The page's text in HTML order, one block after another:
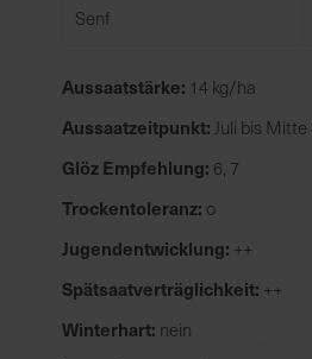
Senf
Aussaatstärke: 14 kg/ha
Aussaatzeitpunkt: Juli bis
Glöz Empfehlung: 6, 7
Trockentoleranz: o
Jugendentwicklung: ++
Spätsaatverträglichkeit: ++
Winterhart: nein